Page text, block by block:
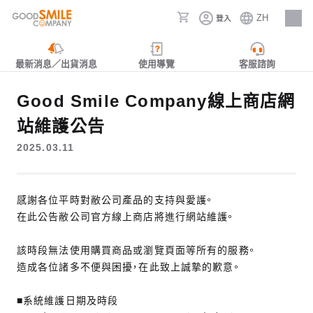
登入 ZH
人才招募
最新消息／出貨消息 使用導覽 客服諮詢
Good Smile Company線上商店網
站維護公告
2025.03.11
感謝各位平時對敝公司產品的支持與愛護。
在此公告敝公司官方線上商店將進行網站維護。
該時段無法使用購買商品或瀏覽頁面等所有的服務。
造成各位諸多不便與困擾，在此致上誠摯的歉意。
■系統維護日期及時段